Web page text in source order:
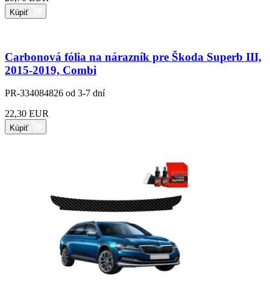
Kúpiť
Carbonová fólia na nárazník pre Škoda Superb III,
2015-2019, Combi
PR-334084826 od 3-7 dní
22,30 EUR
Kúpiť